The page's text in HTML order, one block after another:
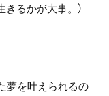
るかが大事。）
夢を叶えられるの